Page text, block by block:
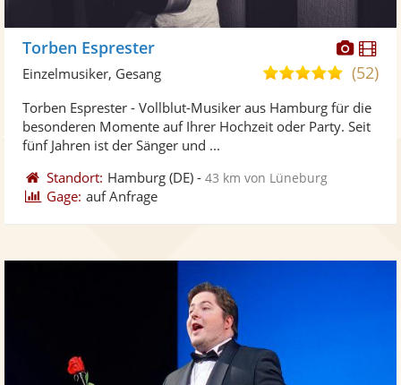
Fotos
Torben Esprester
5,0
5
(52)
Einzelmusiker, Gesang
Torben Esprester - Vollblut-Musiker aus Hamburg für die
besonderen Momente auf Ihrer Hochzeit oder Party. Seit
fünf Jahren ist der Sänger und ...
Standort: Hamburg (DE) -43 km von Lüneburg
Gage: auf Anfrage